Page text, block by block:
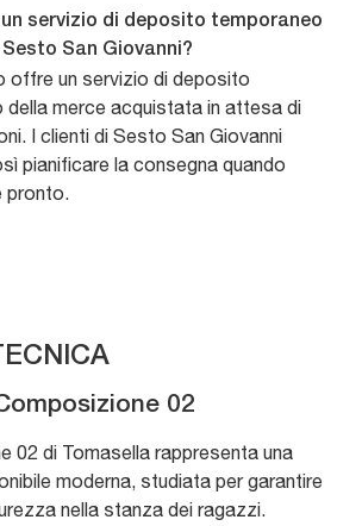
servizio di deposito temporaneo
Sesto San Giovanni?
offre un servizio di deposito
della merce acquistata in attesa di
I clienti di Sesto San Giovanni
pianificare la consegna quando
pronto.
02
02 di Tomasella rappresenta una
moderna, studiata per garantire
nella stanza dei ragazzi.